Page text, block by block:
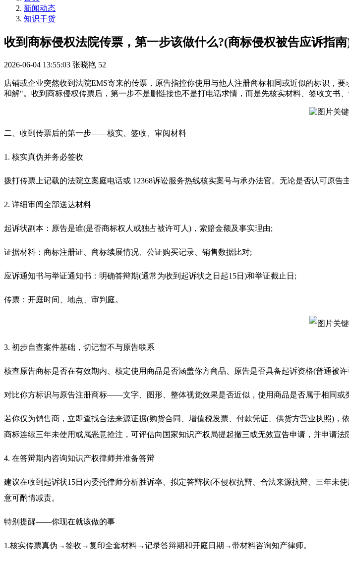
新闻动态
知识干货
收到商标侵权法院传票，第一步该做什么?(商标侵权被告应诉指南
2026-06-04 13:55:03 张晓艳 52
店铺或企业突然收到法院EMS寄来的传票，原告指控你使用与他人注册商标相同或近似的标识
和解"。收到商标侵权传票后，第一步不是删链接也不是打电话求情，而是先核实材料、签收文书
二、收到传票后的第一步——核实、签收、审阅材料
1. 核实真伪并务必签收
拨打传票上记载的法院立案庭电话或 12368诉讼服务热线核实案号与承办法官。无论是否认可原
2. 详细审阅全部送达材料
起诉状副本：原告是谁(是否商标权人或独占被许可人)，索赔金额及事实理由;
证据材料：商标注册证、商标续展情况、公证购买记录、销售数据比对;
应诉通知书与举证通知书：明确答辩期(通常为收到起诉状之日起15日)和举证截止日;
传票：开庭时间、地点、审判庭。
3. 初步自查案件基础，切记暂不与原告联系
核查原告商标是否在有效期内、核定使用商品是否涵盖你方商品、原告是否具备起诉资格(普通被
对比你方标识与原告注册商标——文字、图形、整体视觉效果是否近似，使用商品是否属于相同或
若你仅为销售商，立即查找合法来源证据(购货合同、增值税发票、付款凭证、供货方营业执照)
商标连续三年未使用或属恶意抢注，可评估向国家知识产权局提起撤三或无效宣告申请，并申请法
4. 在答辩期内咨询知识产权律师并准备答辩
建议在收到起诉状15日内委托律师分析胜诉率、拟定答辩状(不侵权抗辩、合法来源抗辩、三年
意可酌情减责。
特别提醒——你现在就该做的事
1.核实传票真伪→签收→复印全套材料→记录答辩期和开庭日期→带材料咨询知产律师。